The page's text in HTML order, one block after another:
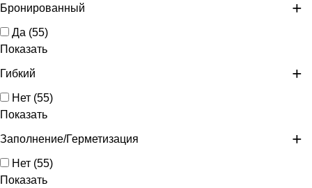
Бронированный
Да (55)
Показать
Гибкий
Нет (55)
Показать
Заполнение/Герметизация
Нет (55)
Показать